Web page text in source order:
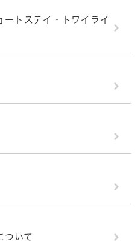
ートステイ・トワイライ
ついて